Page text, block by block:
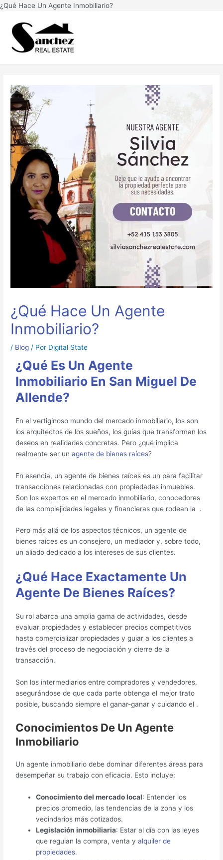
¿Qué Hace Un Agente Inmobiliario?Ir
¿Qué Hace Un Agente
Inmobiliario?
/ Blog / Por Digital State
¿Qué Es Un Agente
Inmobiliario En San Miguel De
Allende?
En el vertiginoso mundo del mercado inmobiliario, los son
los arquitectos de los sueños, los guías que transforman los
deseos en realidades concretas. Pero ¿qué implica
realmente ser unagente de bienes raíces?
En esencia, un agente de bienes raíces es un para facilitar
transacciones relacionadas con propiedades inmuebles.
Son los expertos en el mercado inmobiliario, conocedores
de las complejidades legales y financieras que rodean la
.
Pero más allá de los aspectos técnicos, un agente de
bienes raíces es un consejero, un mediador y, sobre todo,
un aliado dedicado a los intereses de sus clientes.
¿Qué Hace Exactamente Un
Agente De Bienes Raíces?
Su rol abarca una amplia gama de actividades, desde
evaluar propiedades y establecer precios competitivos
hasta comercializar propiedades y guiar a los clientes a
través del proceso de negociación y cierre de la
transacción.
Son los intermediarios entre compradores y vendedores,
asegurándose de que cada parte obtenga el mejor trato
posible, buscando siempre el ganar-ganar y cuidando el .
Conocimientos De Un Agente
Inmobiliario
Un agente inmobiliario debe dominar diferentes áreas para
desempeñar su trabajo con eficacia. Esto incluye:
Conocimiento del mercado local: Entender los
precios promedio, las tendencias de la zona y los
vecindarios más cotizados.
Legislación inmobiliaria: Estar al día con las leyes
que regulan la compra, venta y alquiler de
propiedades.
entradas